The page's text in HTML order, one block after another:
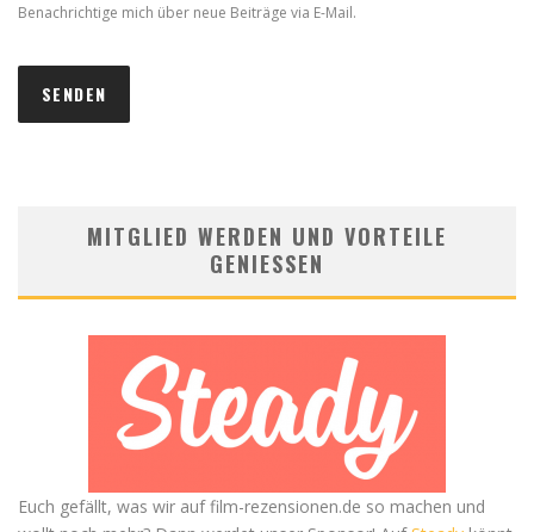
Benachrichtige mich über neue Beiträge via E-Mail.
MITGLIED WERDEN UND VORTEILE
GENIESSEN
Euch gefällt, was wir auf film-rezensionen.de so machen und